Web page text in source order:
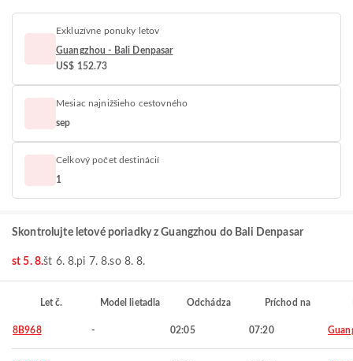
Exkluzívne ponuky letov
Guangzhou - Bali Denpasar
US$ 152.73
Mesiac najnižšieho cestovného
sep
Celkový počet destinácií
1
Skontrolujte letové poriadky z Guangzhou do Bali Denpasar
st 5. 8.št 6. 8.pi 7. 8.so 8. 8.
Let č. Model lietadla Odchádza Príchod na
8B968 - 02:05 07:20